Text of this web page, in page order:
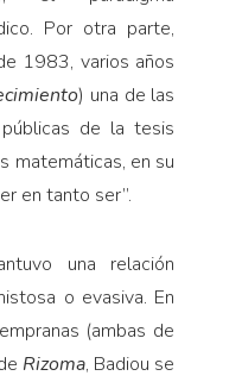
Por otra parte,
1983, varios años
) una de las
de la tesis
matemáticas, en su
en tanto ser”.
una relación
o evasiva. En
(ambas de
Rizoma, Badiou se